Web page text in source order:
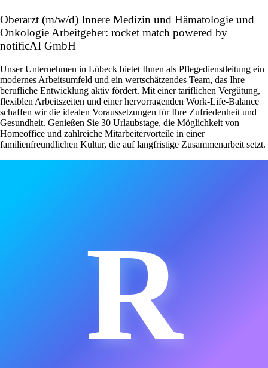
Oberarzt (m/w/d) Innere Medizin und Hämatologie und
Onkologie Arbeitgeber: rocket match powered by
notificAI GmbH
Unser Unternehmen in Lübeck bietet Ihnen als Pflegedienstleitung ein
modernes Arbeitsumfeld und ein wertschätzendes Team, das Ihre
berufliche Entwicklung aktiv fördert. Mit einer tariflichen Vergütung,
flexiblen Arbeitszeiten und einer hervorragenden Work-Life-Balance
schaffen wir die idealen Voraussetzungen für Ihre Zufriedenheit und
Gesundheit. Genießen Sie 30 Urlaubstage, die Möglichkeit von
Homeoffice und zahlreiche Mitarbeitervorteile in einer
familienfreundlichen Kultur, die auf langfristige Zusammenarbeit setzt.
R